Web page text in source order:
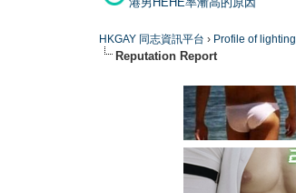
HKGAY 同志資訊平台 › Profile of lighting
Reputation Report